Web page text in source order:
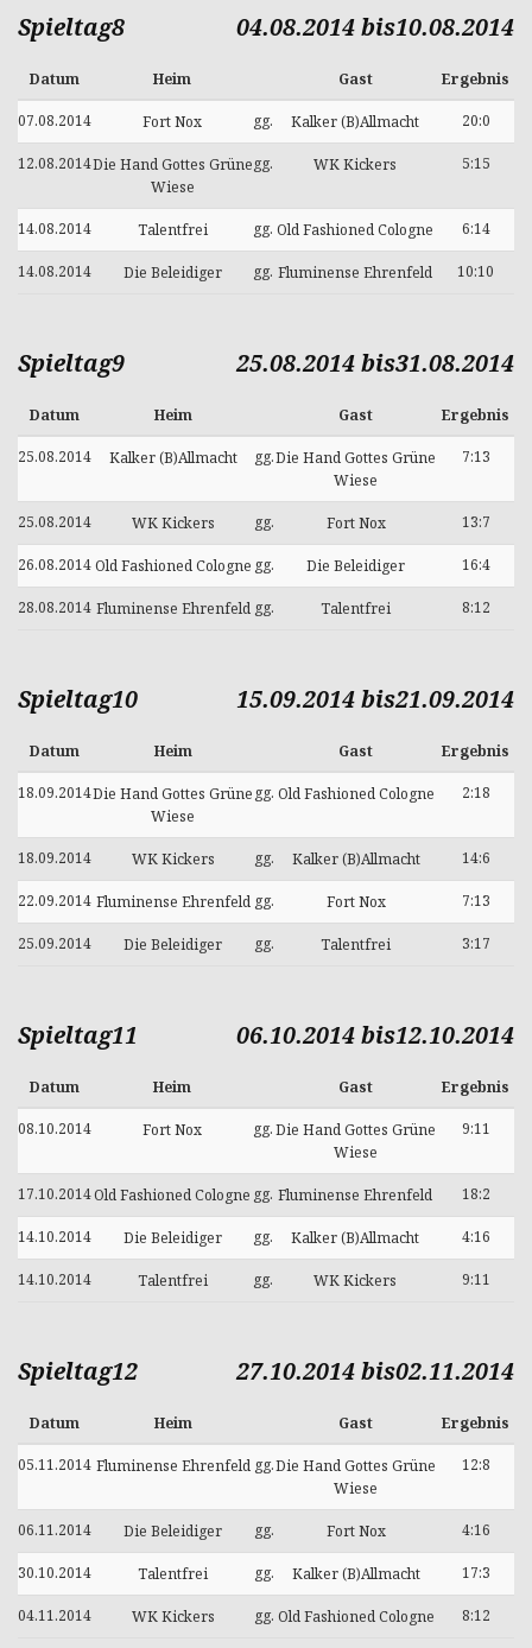
Spieltag8 04.08.2014 bis10.08.2014
Datum Heim Gast Ergebnis
07.08.2014 Fort Nox gg. Kalker (B)Allmacht 20:0
12.08.2014Die Hand Gottes Grüne
Wiese
gg. WK Kickers 5:15
14.08.2014 Talentfrei gg. Old Fashioned Cologne 6:14
14.08.2014 Die Beleidiger gg. Fluminense Ehrenfeld 10:10
Spieltag9 25.08.2014 bis31.08.2014
Datum Heim Gast Ergebnis
25.08.2014 Kalker (B)Allmacht gg.Die Hand Gottes Grüne
Wiese
7:13
25.08.2014 WK Kickers gg. Fort Nox 13:7
26.08.2014Old Fashioned Cologne gg. Die Beleidiger 16:4
28.08.2014 Fluminense Ehrenfeld gg. Talentfrei 8:12
Spieltag10 15.09.2014 bis21.09.2014
Datum Heim Gast Ergebnis
18.09.2014Die Hand Gottes Grüne
Wiese
gg. Old Fashioned Cologne 2:18
18.09.2014 WK Kickers gg. Kalker (B)Allmacht 14:6
22.09.2014 Fluminense Ehrenfeld gg. Fort Nox 7:13
25.09.2014 Die Beleidiger gg. Talentfrei 3:17
Spieltag11 06.10.2014 bis12.10.2014
Datum Heim Gast Ergebnis
08.10.2014 Fort Nox gg.Die Hand Gottes Grüne
Wiese
9:11
17.10.2014Old Fashioned Cologne gg. Fluminense Ehrenfeld 18:2
14.10.2014 Die Beleidiger gg. Kalker (B)Allmacht 4:16
14.10.2014 Talentfrei gg. WK Kickers 9:11
Spieltag12 27.10.2014 bis02.11.2014
Datum Heim Gast Ergebnis
05.11.2014 Fluminense Ehrenfeld gg.Die Hand Gottes Grüne
Wiese
12:8
06.11.2014 Die Beleidiger gg. Fort Nox 4:16
30.10.2014 Talentfrei gg. Kalker (B)Allmacht 17:3
04.11.2014 WK Kickers gg. Old Fashioned Cologne 8:12